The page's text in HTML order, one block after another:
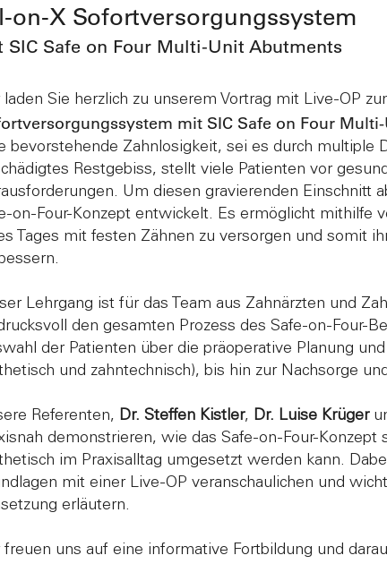
on-X Sofortversorgungssystem
SIC Safe on Four Multi-Unit Abutments
laden Sie herzlich zu unserem Vortrag mit Live-OP
mit SIC Safe on Four
bevorstehende Zahnlosigkeit, sei es durch multiple
Restgebiss, stellt viele Patienten vor
Um diesen gravierenden Einschnitt
on-Four-Konzept entwickelt. Es ermöglicht mithilfe
Tages mit festen Zähnen zu versorgen und somit
Lehrgang ist für das Team aus Zahnärzten und
den gesamten Prozess des Safe-on-Four-
der Patienten über die präoperative Planung
und zahntechnisch), bis hin zur Nachsorge
Referenten, Dr. Steffen Kistler, Dr. Luise Krüger
demonstrieren, wie das Safe-on-Four-Konzept
im Praxisalltag umgesetzt werden kann.
mit einer Live-OP veranschaulichen und
erläutern.
freuen uns auf eine informative Fortbildung und